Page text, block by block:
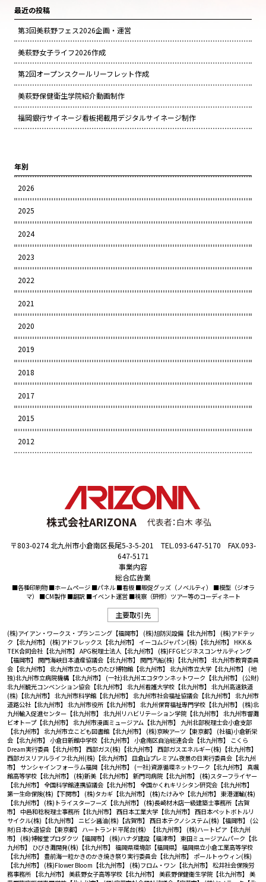
最近の投稿
第3回美萩野フェス2026企画・運営
美萩野女子ライフ2026作成
第2回オープンスクールリーフレット作成
美萩野保健衛生学院紹介動画制作
福岡銀行サイネージ看板掲載用デジタルサイネージ制作
年別
2026
2025
2024
2023
2022
2021
2020
2019
2018
2017
2015
2012
〒803-0274 北九州市小倉南区長尾5-3-5-201 TEL.093-647-5170 FAX.093-
647-5171
事業内容
総合広告業
■各種印刷物 ■ホームページ ■パネル ■看板 ■販促グッズ（ノベルティ） ■模型（ジオラ
マ） ■CM製作 ■翻訳 ■イベント運営 ■視察（研修）ツアー等のコーディネート
主要取引先
(株)アイアン・ワークス・プランニング【福岡市】 (株)旭防災設備【北九州市】 (株)アドテッ
ク【北九州市】 (株)アドフレックス【北九州市】 イーコムジャパン(株)【北九州市】 HKK＆
TEK合同会社【北九州市】 APG税理士法人【北九州市】 (株)FFGビジネスコンサルティング
【福岡市】 関門海峡日本遺産協議会【北九州市】 関門汽船(株)【北九州市】 北九州市教育委員
会【北九州市】 北九州市立いのちのたび博物館【北九州市】 北九州市立大学【北九州市】 (地
独)北九州市立病院機構【北九州市】 (一社)北九州エコタウンネットワーク【北九州市】 (公財)
北九州観光コンベンション協会【北九州市】 北九州看護大学校【北九州市】 北九州高速鉄道
(株)【北九州市】 北九州市科学館【北九州市】 北九州市社会福祉協議会【北九州市】 北九州市
道路公社【北九州市】 北九州市役所【北九州市】 北九州保育福祉専門学校【北九州市】 (株)北
九州輸入促進センター【北九州市】 北九州リハビリテーション学院【北九州市】 北九州市響灘
ビオトープ【北九州市】 北九州市漫画ミュージアム【北九州市】 九州北部税理士会小倉支部
【北九州市】 北九州市立こども図書館【北九州市】 (株)京映アーツ【東京都】 (社福)小倉新栄
会【北九州市】 小倉日新館中学校【北九州市】 小倉南区自治総連合会【北九州市】
こくら
Dream実行委員【北九州市】 西部ガス(株)【北九州市】 西部ガスエネルギー(株)【北九州市】
西部ガスリアルライフ北九州(株)【北九州市】 皿倉山プレミアム夜景の日実行委員会【北九州
市】 サンシャインフォーラム福岡【北九州市】 (一社)資源循環ネットワーク【北九州市】 真颯
館高等学校【北九州市】 (株)新美【北九州市】 新門司病院【北九州市】 (株)スターフライヤー
【北九州市】 全国科学館連携協議会【北九州市】 全国かくれキリシタン研究会【北九州市】
第一生命保険(株)【下関市】 (株)タカギ【北九州市】 (株)たけみや【北九州市】 東港運輸(株)
【北九州市】 (株)トライスターフーズ【北九州市】 (株)長崎材木店一級建築士事務所【古賀
市】 中邑和稔税理士事務所【北九州市】 西日本工業大学【北九州市】 西日本ペットボトルリ
サイクル(株)【北九州市】 ニビシ醤油(株)【古賀市】 西日本テクノシステム(株)【福岡市】 (公
財)日本水道協会【東京都】 ハートランド平尾台(株）【北九州市】 (株)ハートピア【北九州
市】 (株)博報堂プロダクツ【福岡市】 (株)ハナダ建設【福津市】 東田ミュージアムパーク【北
九州市】 ひびき灘開発(株)【北九州市】 福岡県環境部【福岡県】 福岡県立小倉工業高等学校
【北九州市】 豊前海一粒かきのかき焼き祭り実行委員会【北九州市】 ポールトゥウィン(株)
【北九州市】 (株)Flower Bloom【北九州市】 (株)フロム・ワン【北九州市】 松井社会保険労
務事務所 【北九州市】 美萩野女子高等学校【北九州市】 美萩野保健衛生学院【北九州市】 美